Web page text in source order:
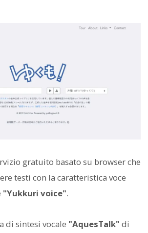
gratuito basato su browser che
testi con la caratteristica voce
"Yukkuri voice".
di sintesi vocale "AquesTalk" di